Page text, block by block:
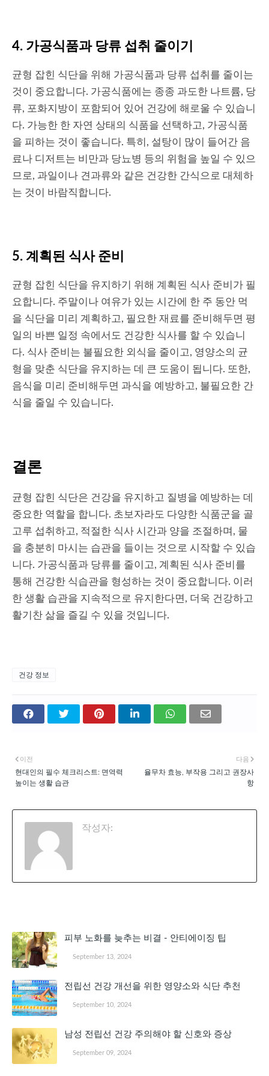
4. 가공식품과 당류 섭취 줄이기
균형 잡힌 식단을 위해 가공식품과 당류 섭취를 줄이는
것이 중요합니다. 가공식품에는 종종 과도한 나트륨, 당
류, 포화지방이 포함되어 있어 건강에 해로울 수 있습니
다. 가능한 한 자연 상태의 식품을 선택하고, 가공식품
을 피하는 것이 좋습니다. 특히, 설탕이 많이 들어간 음
료나 디저트는 비만과 당뇨병 등의 위험을 높일 수 있으
므로, 과일이나 견과류와 같은 건강한 간식으로 대체하
는 것이 바람직합니다.
5. 계획된 식사 준비
균형 잡힌 식단을 유지하기 위해 계획된 식사 준비가 필
요합니다. 주말이나 여유가 있는 시간에 한 주 동안 먹
을 식단을 미리 계획하고, 필요한 재료를 준비해두면 평
일의 바쁜 일정 속에서도 건강한 식사를 할 수 있습니
다. 식사 준비는 불필요한 외식을 줄이고, 영양소의 균
형을 맞춘 식단을 유지하는 데 큰 도움이 됩니다. 또한,
음식을 미리 준비해두면 과식을 예방하고, 불필요한 간
식을 줄일 수 있습니다.
결론
균형 잡힌 식단은 건강을 유지하고 질병을 예방하는 데
중요한 역할을 합니다. 초보자라도 다양한 식품군을 골
고루 섭취하고, 적절한 식사 시간과 양을 조절하며, 물
을 충분히 마시는 습관을 들이는 것으로 시작할 수 있습
니다. 가공식품과 당류를 줄이고, 계획된 식사 준비를
통해 건강한 식습관을 형성하는 것이 중요합니다. 이러
한 생활 습관을 지속적으로 유지한다면, 더욱 건강하고
활기찬 삶을 즐길 수 있을 것입니다.
건강 정보
다음
율무차 효능, 부작용 그리고 권장사
항
이전
현대인의 필수 체크리스트: 면역력
높이는 생활 습관
작성자:
피부 노화를 늦추는 비결 - 안티에이징 팁
September 13, 2024
전립선 건강 개선을 위한 영양소와 식단 추천
September 10, 2024
남성 전립선 건강 주의해야 할 신호와 증상
September 09, 2024